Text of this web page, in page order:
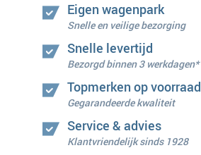
Eigen wagenpark
Snelle en veilige bezorging
Snelle levertijd
Bezorgd binnen 3 werkdagen*
Topmerken op voorraad
Gegarandeerde kwaliteit
Service & advies
Klantvriendelijk sinds 1928